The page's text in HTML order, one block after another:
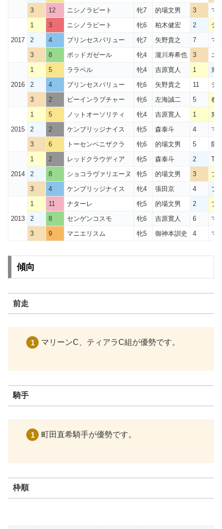
3
12 ニシノラピート 牝7 的場文男 3 マ
2017
1 3 ニシノラピート 牝6 柏木健宏 2
テ
2
4 プリンセスバリュー 牝7 矢野貴之 7
マ
3
8 ポッドガゼール 牝4 瀧川寿希也 3 エ
2016
1 5 ララベル 牝4 吉原寛人 1
東
2
4 プリンセスバリュー 牝6 矢野貴之 11
テ
3
2 ビーインラプチャー 牝6 左海誠二 5 春
2015
1 5 ノットオーソリティ 牝4 吉原寛人 1
東
2
2 ケンブリッジナイス 牝5 森泰斗 4
マ
3
6 トーセンベニザクラ 牝6 的場文男 5 隅
2014
1 2 レッドクラウディア 牝5 森泰斗 2
2
8 ショコラヴァリエーヌ 牝5 的場文男 3
プ
3
4 ケンブリッジナイス 牝4 張田京 4 プ
2013
1 11 ナターレ 牝5 的場文男 2
ブ
2
8 センゲンコスモ 牝6 吉原寛人 6
マ
3
9 マニエリスム 牝5 御神本訓史 4 マ
傾向
前走
マリーンC、ティアラC組が優勢です。
騎手
町田直希騎手が優勢です。
枠順